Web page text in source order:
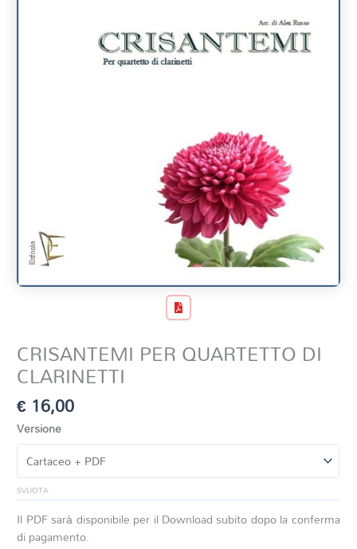
CRISANTEMI PER QUARTETTO DI
CLARINETTI
€ 16,00
Versione
SVUOTA
Il PDF sarà disponibile per il Download subito dopo la conferma
di pagamento.